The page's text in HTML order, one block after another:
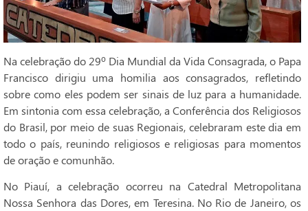
Na celebração do 29º Dia Mundial da Vida Consagrada, o Papa
Francisco dirigiu uma homilia aos consagrados, refletindo
sobre como eles podem ser sinais de luz para a humanidade.
Em sintonia com essa celebração, a Conferência dos Religiosos
do Brasil, por meio de suas Regionais, celebraram este dia em
todo o país, reunindo religiosos e religiosas para momentos
de oração e comunhão.
No Piauí, a celebração ocorreu na Catedral Metropolitana
Nossa Senhora das Dores, em Teresina. No Rio de Janeiro, os